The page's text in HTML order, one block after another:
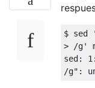
$ sed
> /g'
sed: